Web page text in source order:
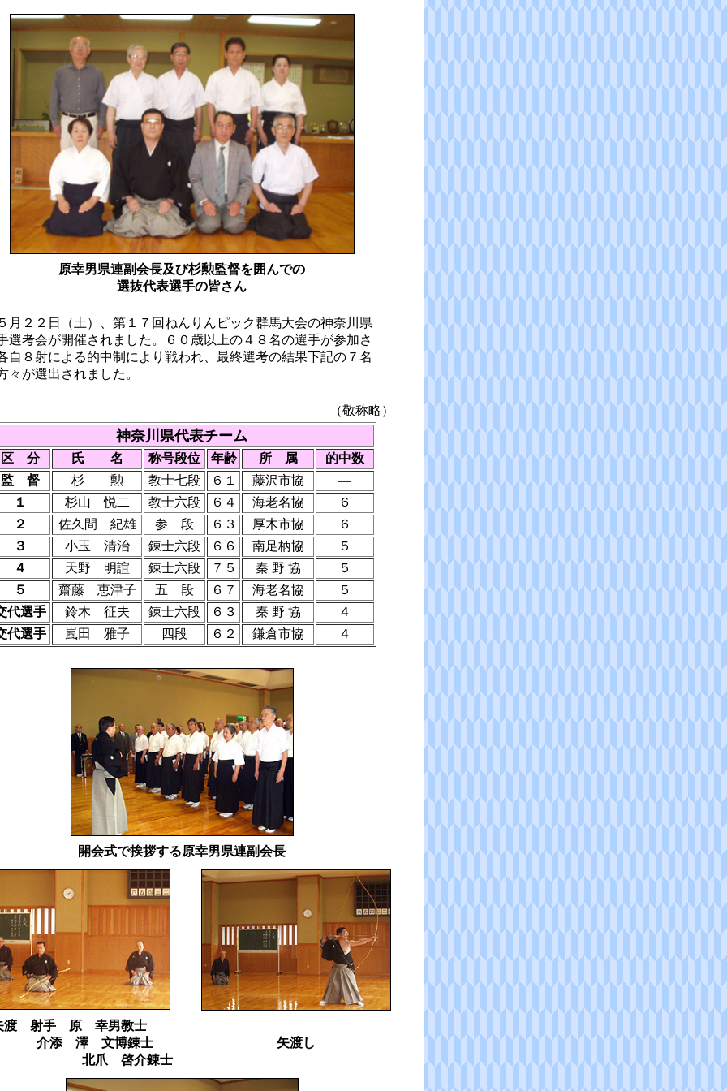
原幸男県連副会長及び杉勲監督を囲んでの
選抜代表選手の皆さん
２２日（土）、第１７回ねんりんピック群馬大会の神奈川県
選考会が開催されました。６０歳以上の４８名の選手が参加さ
自８射による的中制により戦われ、最終選考の結果下記の７名
々が選出されました。
（敬称略）
神奈川県代表チーム
区 分 氏 名 称号段位 年齢 所 属
的中数
監 督
杉 勲 教士七段 ６１ 藤沢市協
―
１
杉山 悦二 教士六段 ６４ 海老名協
６
２
佐久間 紀雄 参 段 ６３ 厚木市協
６
３
小玉 清治 錬士六段 ６６ 南足柄協
５
４
天野 明諠 錬士六段 ７５ 秦 野 協
５
５
齋藤 恵津子 五 段 ６７ 海老名協
５
代選手
鈴木 征夫 錬士六段 ６３ 秦 野 協
４
代選手
嵐田 雅子 四段 ６２ 鎌倉市協 ４
開会式で挨拶する原幸男県連副会長
渡
射手 原 幸男教士
添 澤 文博錬士
啓介錬士
矢渡し